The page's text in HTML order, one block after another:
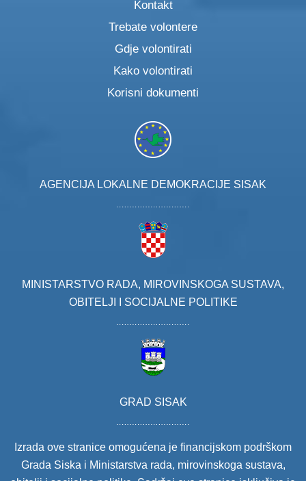
Kontakt
Trebate volontere
Gdje volontirati
Kako volontirati
Korisni dokumenti
AGENCIJA LOKALNE DEMOKRACIJE SISAK
MINISTARSTVO RADA, MIROVINSKOGA SUSTAVA,
OBITELJI I SOCIJALNE POLITIKE
GRAD SISAK
Izrada ove stranice omogućena je financijskom podrškom
Grada Siska i Ministarstva rada, mirovinskoga sustava,